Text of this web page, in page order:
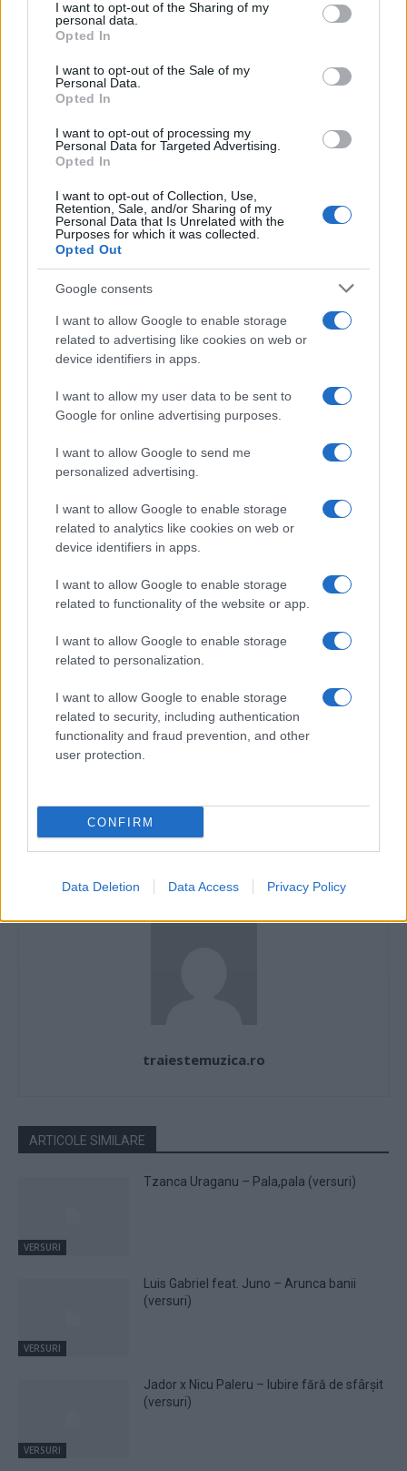
not limited to your visit or usage behaviour. You may click to
grant or deny consent to Google and its third-party tags to
use your data for below specified purposes in below Google
consent section.
I want to opt-out of the Sharing of my
personal data.
Opted In
I want to opt-out of the Sale of my
Personal Data.
Opted In
I want to opt-out of processing my
Personal Data for Targeted Advertising.
Opted In
I want to opt-out of Collection, Use,
Retention, Sale, and/or Sharing of my
Personal Data that Is Unrelated with the
Purposes for which it was collected.
Opted Out
Google consents
I want to allow Google to enable storage
related to advertising like cookies on web or
device identifiers in apps.
I want to allow my user data to be sent to
Google for online advertising purposes.
I want to allow Google to send me
personalized advertising.
I want to allow Google to enable storage
related to analytics like cookies on web or
device identifiers in apps.
I want to allow Google to enable storage
related to functionality of the website or app.
I want to allow Google to enable storage
related to personalization.
I want to allow Google to enable storage
related to security, including authentication
functionality and fraud prevention, and other
user protection.
CONFIRM
Data Deletion Data Access Privacy Policy
versuri
versuri carla's dreams
versuri carlas dreams formula apei
Articol anterior
Ami a lansat videoclipul
melodiei „Indiferenţa ta“
Următorul articol
iarna (versuri)
traiestemuzica.ro
ARTICOLE SIMILARE
VERSURI
Tzanca Uraganu – Pala,pala (versuri)
VERSURI
Luis Gabriel feat. Juno – Arunca banii
(versuri)
VERSURI
Jador x Nicu Paleru – Iubire fără de sfârșit
(versuri)